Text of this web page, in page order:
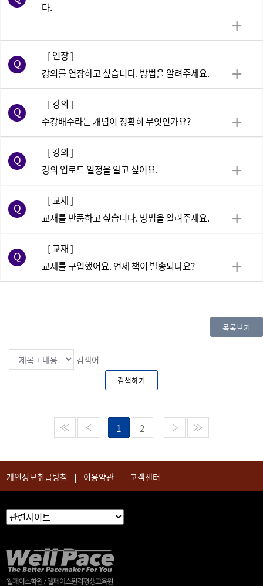
다.
[ 연장 ]
강의를 연장하고 싶습니다. 방법을 알려주세요.
[ 강의 ]
수강배수라는 개념이 정확히 무엇인가요?
[ 강의 ]
강의 업로드 일정을 알고 싶어요.
[ 교재 ]
교재를 반품하고 싶습니다. 방법을 알려주세요.
[ 교재 ]
교재를 구입했어요. 언제 책이 발송되나요?
목록보기
검색하기
1 2
개인정보취급방침 이용약관 고객센터